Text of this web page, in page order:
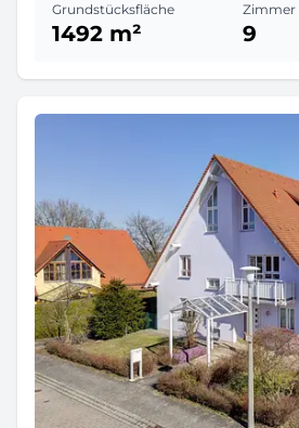
Grundstücksfläche
1492 m²
Zimmer
9